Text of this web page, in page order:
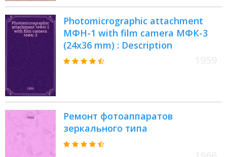
Photomicrographic attachment
МФН-1 with film camera МФК-3
(24x36 mm) : Description
Ремонт фотоаппаратов
зеркального типа